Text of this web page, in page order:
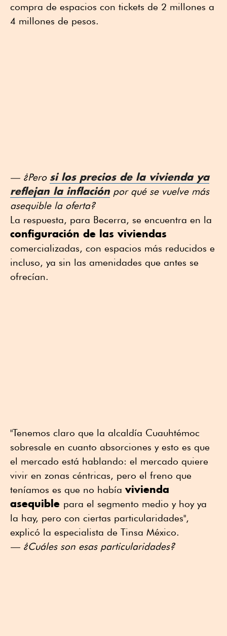
compra de espacios con tickets de 2 millones a
4 millones de pesos.
— ¿Pero si los precios de la viviendaya
reflejanla inflaciónpor qué se vuelve más
asequible la oferta?
La respuesta, para Becerra, se encuentra en la
configuración de las viviendas
comercializadas, con espacios más reducidos e
incluso, ya sin las amenidades que antes se
ofrecían.
"Tenemos claro que la alcaldía Cuauhtémoc
sobresale en cuanto absorciones y esto es que
el mercado está hablando: el mercado quiere
vivir en zonas céntricas, pero el freno que
teníamos es que no había vivienda
asequible para el segmento medio y hoy ya
la hay, pero con ciertas particularidades",
explicó la especialista de Tinsa México.
— ¿Cuáles son esas particularidades?